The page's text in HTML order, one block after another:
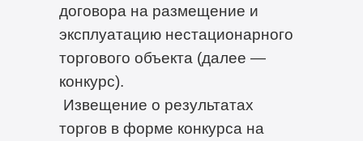
договора на размещение и
эксплуатацию нестационарного
торгового объекта (далее —
конкурс).
Извещение о результатах
торгов в форме конкурса на